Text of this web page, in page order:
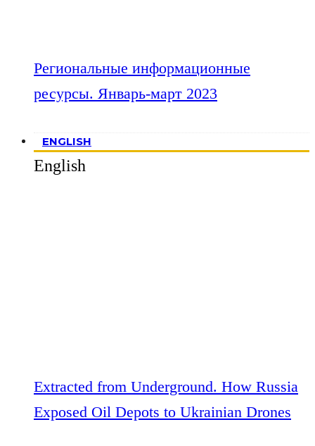
Региональные информационные
ресурсы. Январь-март 2023
ENGLISH
English
Extracted from Underground. How Russia
Exposed Oil Depots to Ukrainian Drones